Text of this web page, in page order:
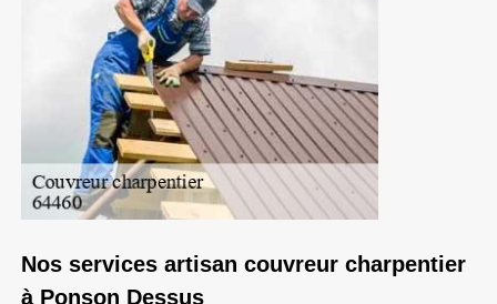
Nos services artisan couvreur charpentier
à Ponson Dessus